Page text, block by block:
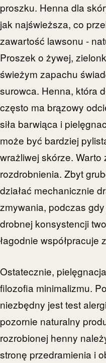
proszku. Henna dla
jak najświeższa, co
zawartość lawsonu -
Proszek o żywej,
świeżym zapachu
surowca. Henna, która
często ma brązowy
siła barwiąca i
może być bardziej
wrażliwej skórze.
rozdrobnienia. Zbyt
działać mechanicznie
zmywania, podczas
drobnej konsystencji
łagodnie współpracuje
Ostatecznie,
filozofia minimalizmu.
niezbędny jest test
pozornie naturalny
rozrobionej henny
stronę przedramienia i